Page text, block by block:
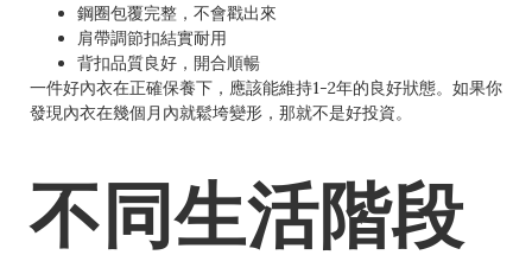
鋼圈包覆完整，不會戳出來
肩帶調節扣結實耐用
背扣品質良好，開合順暢
一件好內衣在正確保養下，應該能維持1-2年的良好狀態。如果你
發現內衣在幾個月內就鬆垮變形，那就不是好投資。
不同生活階段